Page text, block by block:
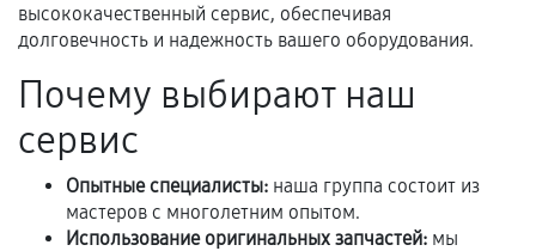
техническим параметрам и не имеют внешних
дефектов.
Установка была выполнена нашим сервисным
центром.
При этом гарантия на сами комплектующие
остается на стороне производителя или
продавца. За качество сторонних деталей
сервисный центр ответственности не несет.
высококачественный сервис, обеспечивая
долговечность и надежность вашего оборудования.
Почему выбирают наш
сервис
Опытные специалисты: наша группа состоит из
мастеров с многолетним опытом.
Использование оригинальных запчастей: мы